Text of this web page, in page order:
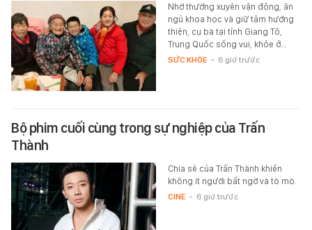
Nhờ thường xuyên vận động, ăn
ngủ khoa học và giữ tâm hướng
thiện, cụ bà tại tỉnh Giang Tô,
Trung Quốc sống vui, khỏe ở…
SỨC KHỎE - 6 giờ trước
Bộ phim cuối cùng trong sự nghiệp của Trấn
Thành
Chia sẻ của Trấn Thành khiến
không ít người bất ngờ và tò mò.
CINE - 6 giờ trước